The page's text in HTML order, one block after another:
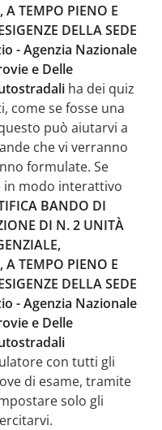
A TEMPO PIENO E
DELLA SEDE
- Agenzia Nazionale
e Delle
ha dei quiz
come se fosse una
può aiutarvi a
che vi verranno
formulate. Se
in modo interattivo
BANDO DI
DI N. 2 UNITÀ
A TEMPO PIENO E
DELLA SEDE
- Agenzia Nazionale
e Delle
con tutti gli
di esame, tramite
solo gli